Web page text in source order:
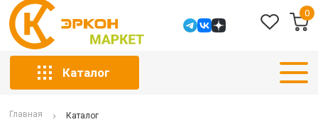
0
Каталог
Главная Каталог